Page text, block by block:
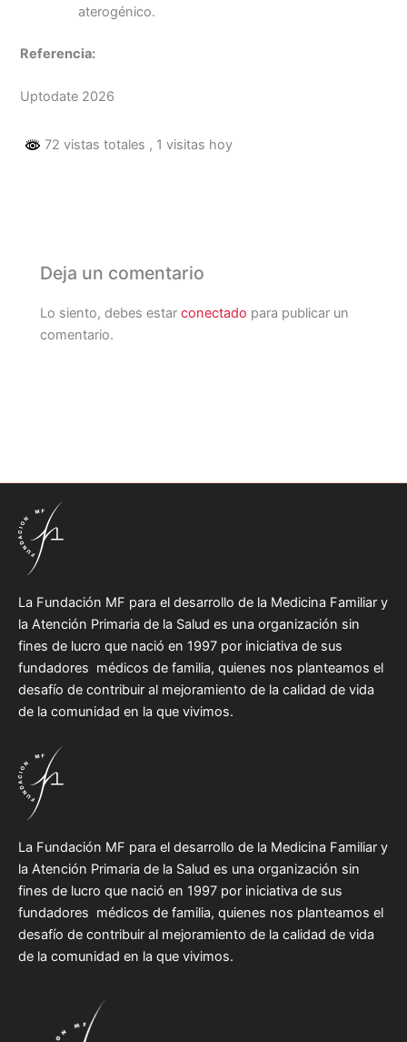
aterogénico.
Referencia:
Uptodate 2026
72 vistas totales , 1 visitas hoy
Deja un comentario
Lo siento, debes estarconectado para publicar un
comentario.
La Fundación MF para el desarrollo de la Medicina Familiar y
la Atención Primaria de la Salud es una organización sin
fines de lucro que nació en 1997 por iniciativa de sus
fundadores médicos de familia, quienes nos planteamos el
desafío de contribuir al mejoramiento de la calidad de vida
de la comunidad en la que vivimos.
La Fundación MF para el desarrollo de la Medicina Familiar y
la Atención Primaria de la Salud es una organización sin
fines de lucro que nació en 1997 por iniciativa de sus
fundadores médicos de familia, quienes nos planteamos el
desafío de contribuir al mejoramiento de la calidad de vida
de la comunidad en la que vivimos.